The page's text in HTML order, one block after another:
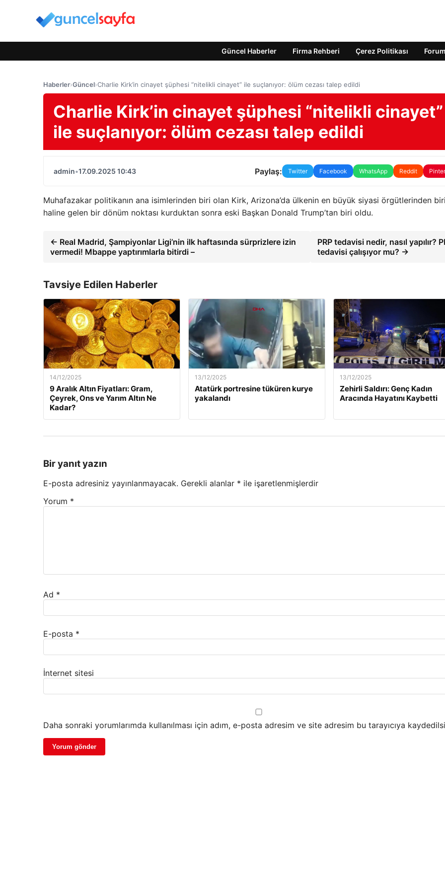
Güncel Haberler Firma Rehberi Çerez Politikası Forum
Haberler›Güncel›Charlie Kirk’in cinayet şüphesi “nitelikli cinayet” ile suçlanıyor: ölüm cezası talep edildi
Charlie Kirk’in cinayet şüphesi “nitelikli cinayet”
ile suçlanıyor: ölüm cezası talep edildi
admin•17.09.2025 10:43 Paylaş: Twitter Facebook WhatsApp Reddit
Muhafazakar politikanın ana isimlerinden biri olan Kirk, Arizona’da ülkenin en büyük siyasi örgütlerinden biri
haline gelen bir dönüm noktası kurduktan sonra eski Başkan Donald Trump’tan biri oldu.
← Real Madrid, Şampiyonlar Ligi’nin ilk haftasında sürprizlere izin
vermedi! Mbappe yaptırımlarla bitirdi –
PRP tedavisi nedir, nasıl yapılır?
tedavisi çalışıyor mu? →
Tavsiye Edilen Haberler
14/12/2025
9 Aralık Altın Fiyatları: Gram,
Çeyrek, Ons ve Yarım Altın Ne
Kadar?
13/12/2025
Atatürk portresine tüküren kurye
yakalandı
13/12/2025
Zehirli Saldırı: Genç Kadın
Aracında Hayatını Kaybetti
Bir yanıt yazın
E-posta adresiniz yayınlanmayacak. Gerekli alanlar * ile işaretlenmişlerdir
Yorum *
Ad *
E-posta *
İnternet sitesi
Daha sonraki yorumlarımda kullanılması için adım, e-posta adresim ve site adresim bu tarayıcıya